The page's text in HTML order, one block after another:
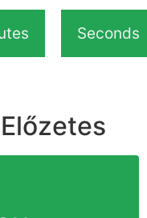
Seconds